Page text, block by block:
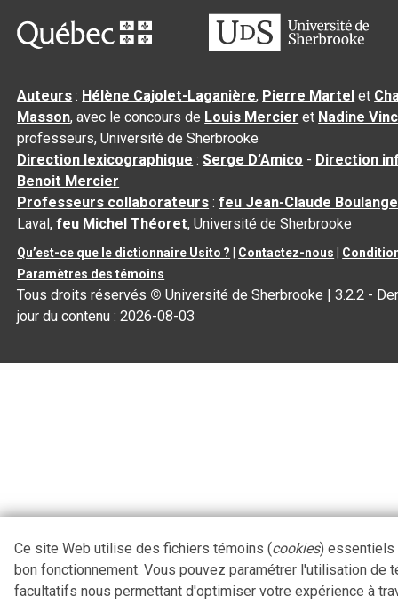
Auteurs : Hélène Cajolet-Laganière, Pierre Martel et
Masson, avec le concours de Louis Mercier et Nadine
professeurs, Université de Sherbrooke
Direction lexicographique :Serge D’Amico - Direction
Benoit Mercier
Professeurs collaborateurs :feu Jean-Claude
Laval,feu Michel Théoret, Université de Sherbrooke
Qu’est-ce que le dictionnaire Usito ? Contactez-nous
Paramètres des témoins
Tous droits réservés © Université de Sherbrooke |3.2.2 -
jour du contenu :2026-08-03
Ce site Web utilise des fichiers témoins (cookies) essentiels
bon fonctionnement. Vous pouvez paramétrer l'utilisation de
facultatifs nous permettant d'optimiser votre expérience à